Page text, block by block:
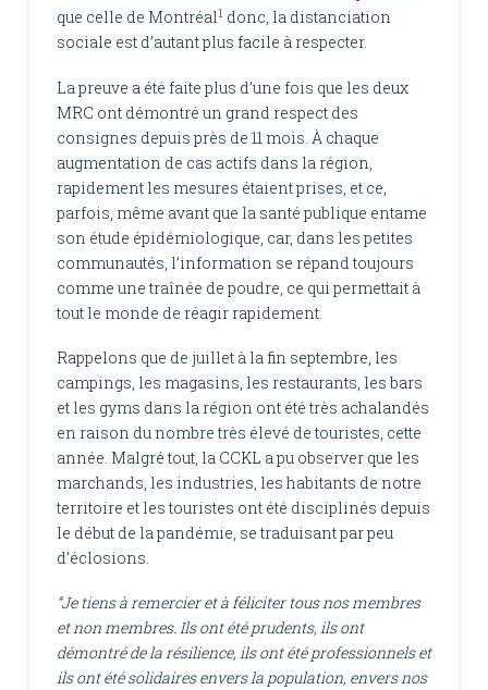
que celle de Montréal1 donc, la distanciation
sociale est d’autant plus facile à respecter.
La preuve a été faite plus d’une fois que les deux
MRC ont démontré un grand respect des
consignes depuis près de 11 mois. À chaque
augmentation de cas actifs dans la région,
rapidement les mesures étaient prises, et ce,
parfois, même avant que la santé publique entame
son étude épidémiologique, car, dans les petites
communautés, l’information se répand toujours
comme une traînée de poudre, ce qui permettait à
tout le monde de réagir rapidement.
Rappelons que de juillet à la fin septembre, les
campings, les magasins, les restaurants, les bars
et les gyms dans la région ont été très achalandés
en raison du nombre très élevé de touristes, cette
année. Malgré tout, la CCKL a pu observer que les
marchands, les industries, les habitants de notre
territoire et les touristes ont été disciplinés depuis
le début de la pandémie, se traduisant par peu
d’éclosions.
“Je tiens à remercier et à féliciter tous nos membres
et non membres. Ils ont été prudents, ils ont
démontré de la résilience, ils ont été professionnels et
ils ont été solidaires envers la population, envers nos